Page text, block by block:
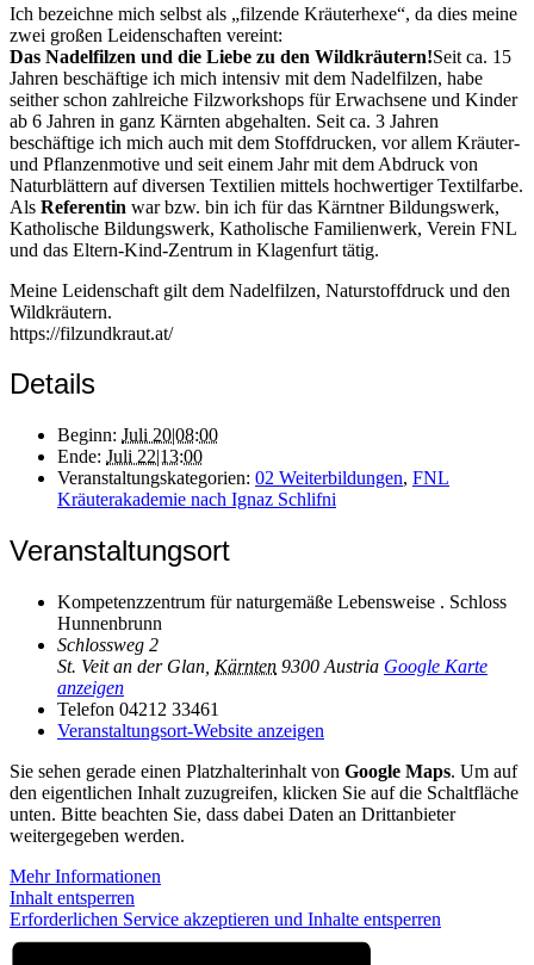
Ich bezeichne mich selbst als „filzende Kräuterhexe“, da dies meine
zwei großen Leidenschaften vereint:
Das Nadelfilzen und die Liebe zu den Wildkräutern!Seit ca. 15
Jahren beschäftige ich mich intensiv mit dem Nadelfilzen, habe
seither schon zahlreiche Filzworkshops für Erwachsene und Kinder
ab 6 Jahren in ganz Kärnten abgehalten. Seit ca. 3 Jahren
beschäftige ich mich auch mit dem Stoffdrucken, vor allem Kräuter-
und Pflanzenmotive und seit einem Jahr mit dem Abdruck von
Naturblättern auf diversen Textilien mittels hochwertiger Textilfarbe.
Als Referentin war bzw. bin ich für das Kärntner Bildungswerk,
Katholische Bildungswerk, Katholische Familienwerk, Verein FNL
und das Eltern-Kind-Zentrum in Klagenfurt tätig.
Meine Leidenschaft gilt dem Nadelfilzen, Naturstoffdruck und den
Wildkräutern.
https://filzundkraut.at/
Details
Beginn: Juli 20|08:00
Ende: Juli 22|13:00
Veranstaltungskategorien: 02 Weiterbildungen, FNL
Kräuterakademie nach Ignaz Schlifni
Veranstaltungsort
Kompetenzzentrum für naturgemäße Lebensweise . Schloss
Hunnenbrunn
Schlossweg 2
St. Veit an der Glan Kärnten 9300 Austria Google Karte
anzeigen
Telefon 04212 33461
Veranstaltungsort-Website anzeigen
Sie sehen gerade einen Platzhalterinhalt von Google Maps. Um auf
den eigentlichen Inhalt zuzugreifen, klicken Sie auf die Schaltfläche
unten. Bitte beachten Sie, dass dabei Daten an Drittanbieter
weitergegeben werden.
Mehr Informationen
Inhalt entsperren
Erforderlichen Service akzeptieren und Inhalte entsperren